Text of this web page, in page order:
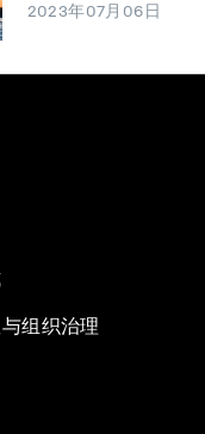
2023年07月06日
组织治理